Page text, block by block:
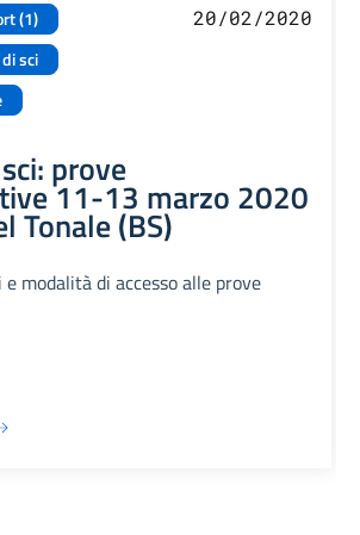
(1)
sci
20/02/2020
prove
11-13 marzo 2020
Tonale (BS)
modalità di accesso alle prove